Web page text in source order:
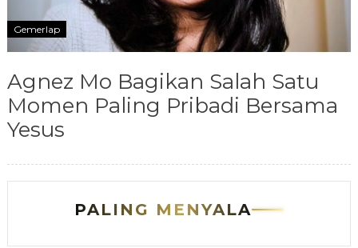
Gemerlap
Agnez Mo Bagikan Salah Satu
Momen Paling Pribadi Bersama
Yesus
PALING MENYALA